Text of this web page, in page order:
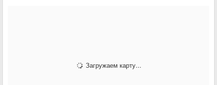
Загружаем карту...